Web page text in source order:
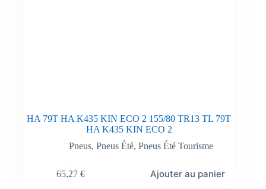
HA 79T HA K435 KIN ECO 2 155/80 TR13 TL 79T
HA K435 KIN ECO 2
Pneus, Pneus Été, Pneus Été Tourisme
65,27 € Ajouter au panier